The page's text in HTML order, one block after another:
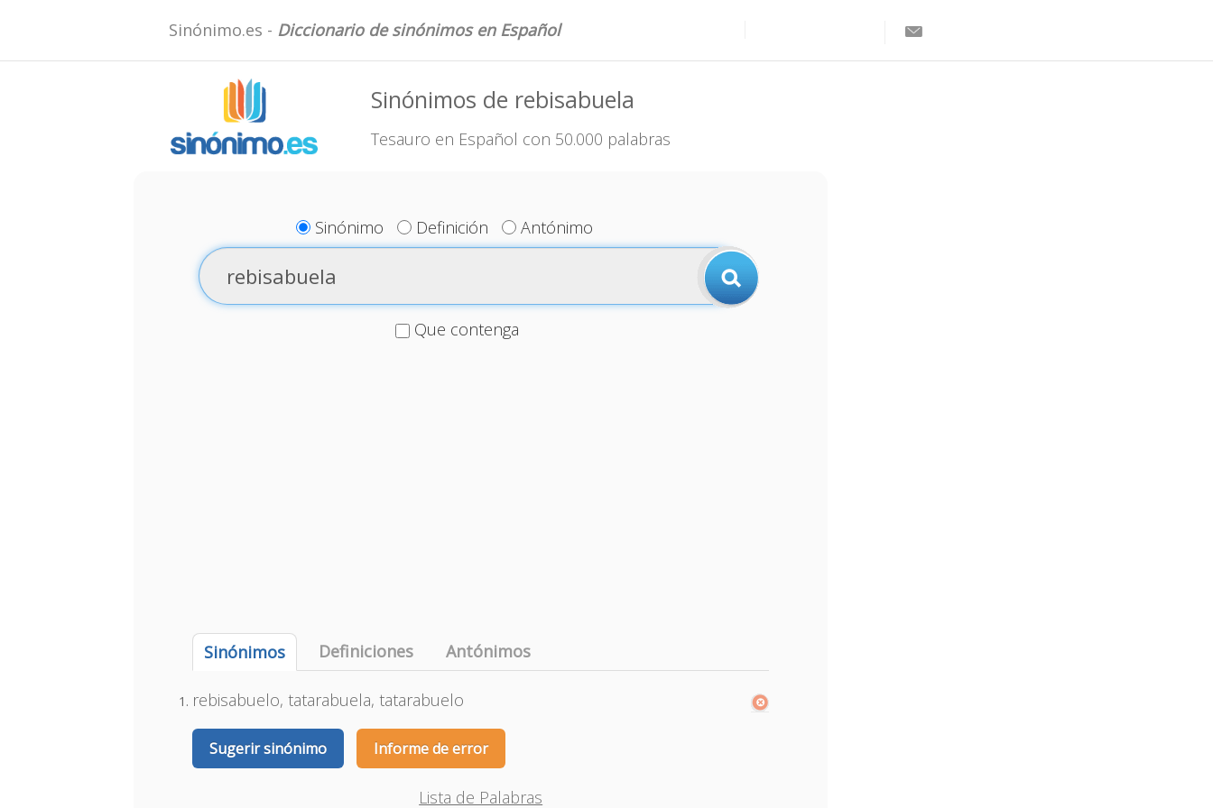
Sinónimo.es - Diccionario de sinónimos en Español
Sinónimos de rebisabuela
Tesauro en Español con 50.000 palabras
Sinónimo Definición Antónimo
Que contenga
Sinónimos Definiciones Antónimos
rebisabuelo, tatarabuela, tatarabuelo
Sugerir sinónimo Informe de error
Lista de Palabras